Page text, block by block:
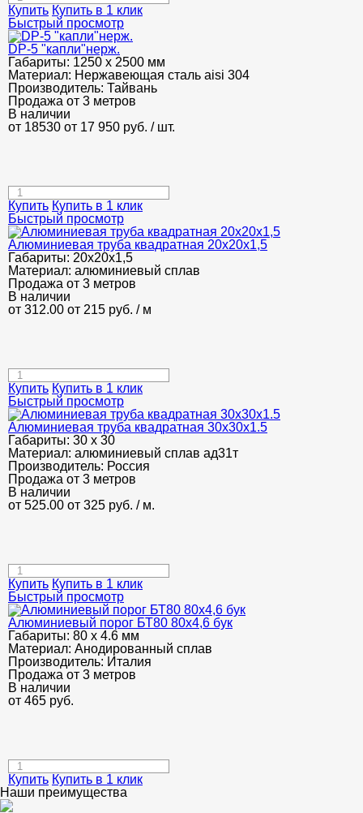
Купить Купить в 1 клик
Быстрый просмотр
DP-5 "капли"нерж.
Габариты: 1250 х 2500 мм
Материал: Нержавеющая сталь aisi 304
Производитель: Тайвань
Продажа от 3 метров
В наличии
от 18530 от 17 950 руб. / шт.
Купить Купить в 1 клик
Быстрый просмотр
Алюминиевая труба квадратная 20х20х1,5
Габариты: 20х20х1,5
Материал: алюминиевый сплав
Продажа от 3 метров
В наличии
от 312.00 от 215 руб. / м
Купить Купить в 1 клик
Быстрый просмотр
Алюминиевая труба квадратная 30х30х1.5
Габариты: 30 х 30
Материал: алюминиевый сплав ад31т
Производитель: Россия
Продажа от 3 метров
В наличии
от 525.00 от 325 руб. / м.
Купить Купить в 1 клик
Быстрый просмотр
Алюминиевый порог БТ80 80х4,6 бук
Габариты: 80 х 4.6 мм
Материал: Анодированный сплав
Производитель: Италия
Продажа от 3 метров
В наличии
от 465 руб.
Купить Купить в 1 клик
Наши преимущества